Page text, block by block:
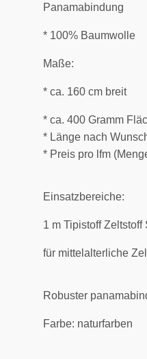
Panamabindung
* 100% Baumwolle
Maße:
* ca. 160 cm breit
* ca. 400 Gramm
* Länge nach
* Preis pro lfm
Einsatzbereiche:
1 m Tipistoff Zeltstoff
für mittelalterliche
Robuster
Farbe: naturfarben